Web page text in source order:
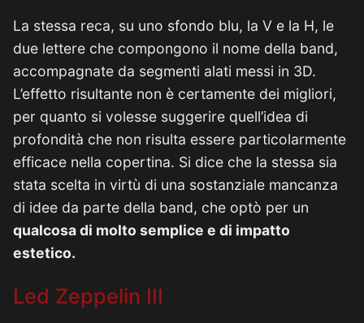
La stessa reca, su uno sfondo blu, la V e la H, le
due lettere che compongono il nome della band,
accompagnate da segmenti alati messi in 3D.
L’effetto risultante non è certamente dei migliori,
per quanto si volesse suggerire quell’idea di
profondità che non risulta essere particolarmente
efficace nella copertina. Si dice che la stessa sia
stata scelta in virtù di una sostanziale mancanza
di idee da parte della band, che optò per un
qualcosa di molto semplice e di impatto
estetico.
Led Zeppelin III